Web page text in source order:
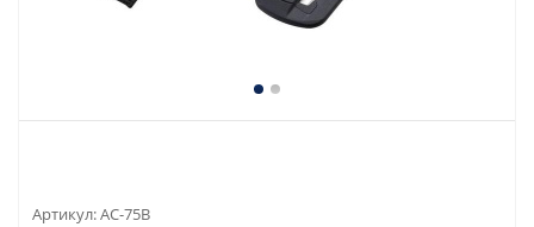
Артикул:AC-75B